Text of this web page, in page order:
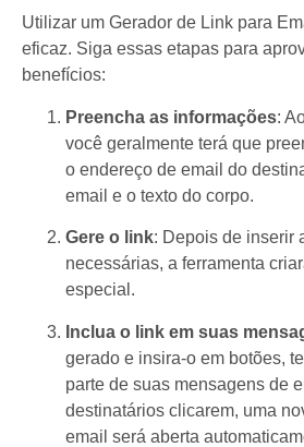
Utilizar um Gerador de Link para
eficaz. Siga essas etapas para
benefícios:
Preencha as informações:
você geralmente terá que
o endereço de email do
email e o texto do corpo.
Gere o link: Depois de inserir
necessárias, a ferramenta
especial.
Inclua o link em suas
gerado e insira-o em botões,
parte de suas mensagens de
destinatários clicarem, uma
email será aberta